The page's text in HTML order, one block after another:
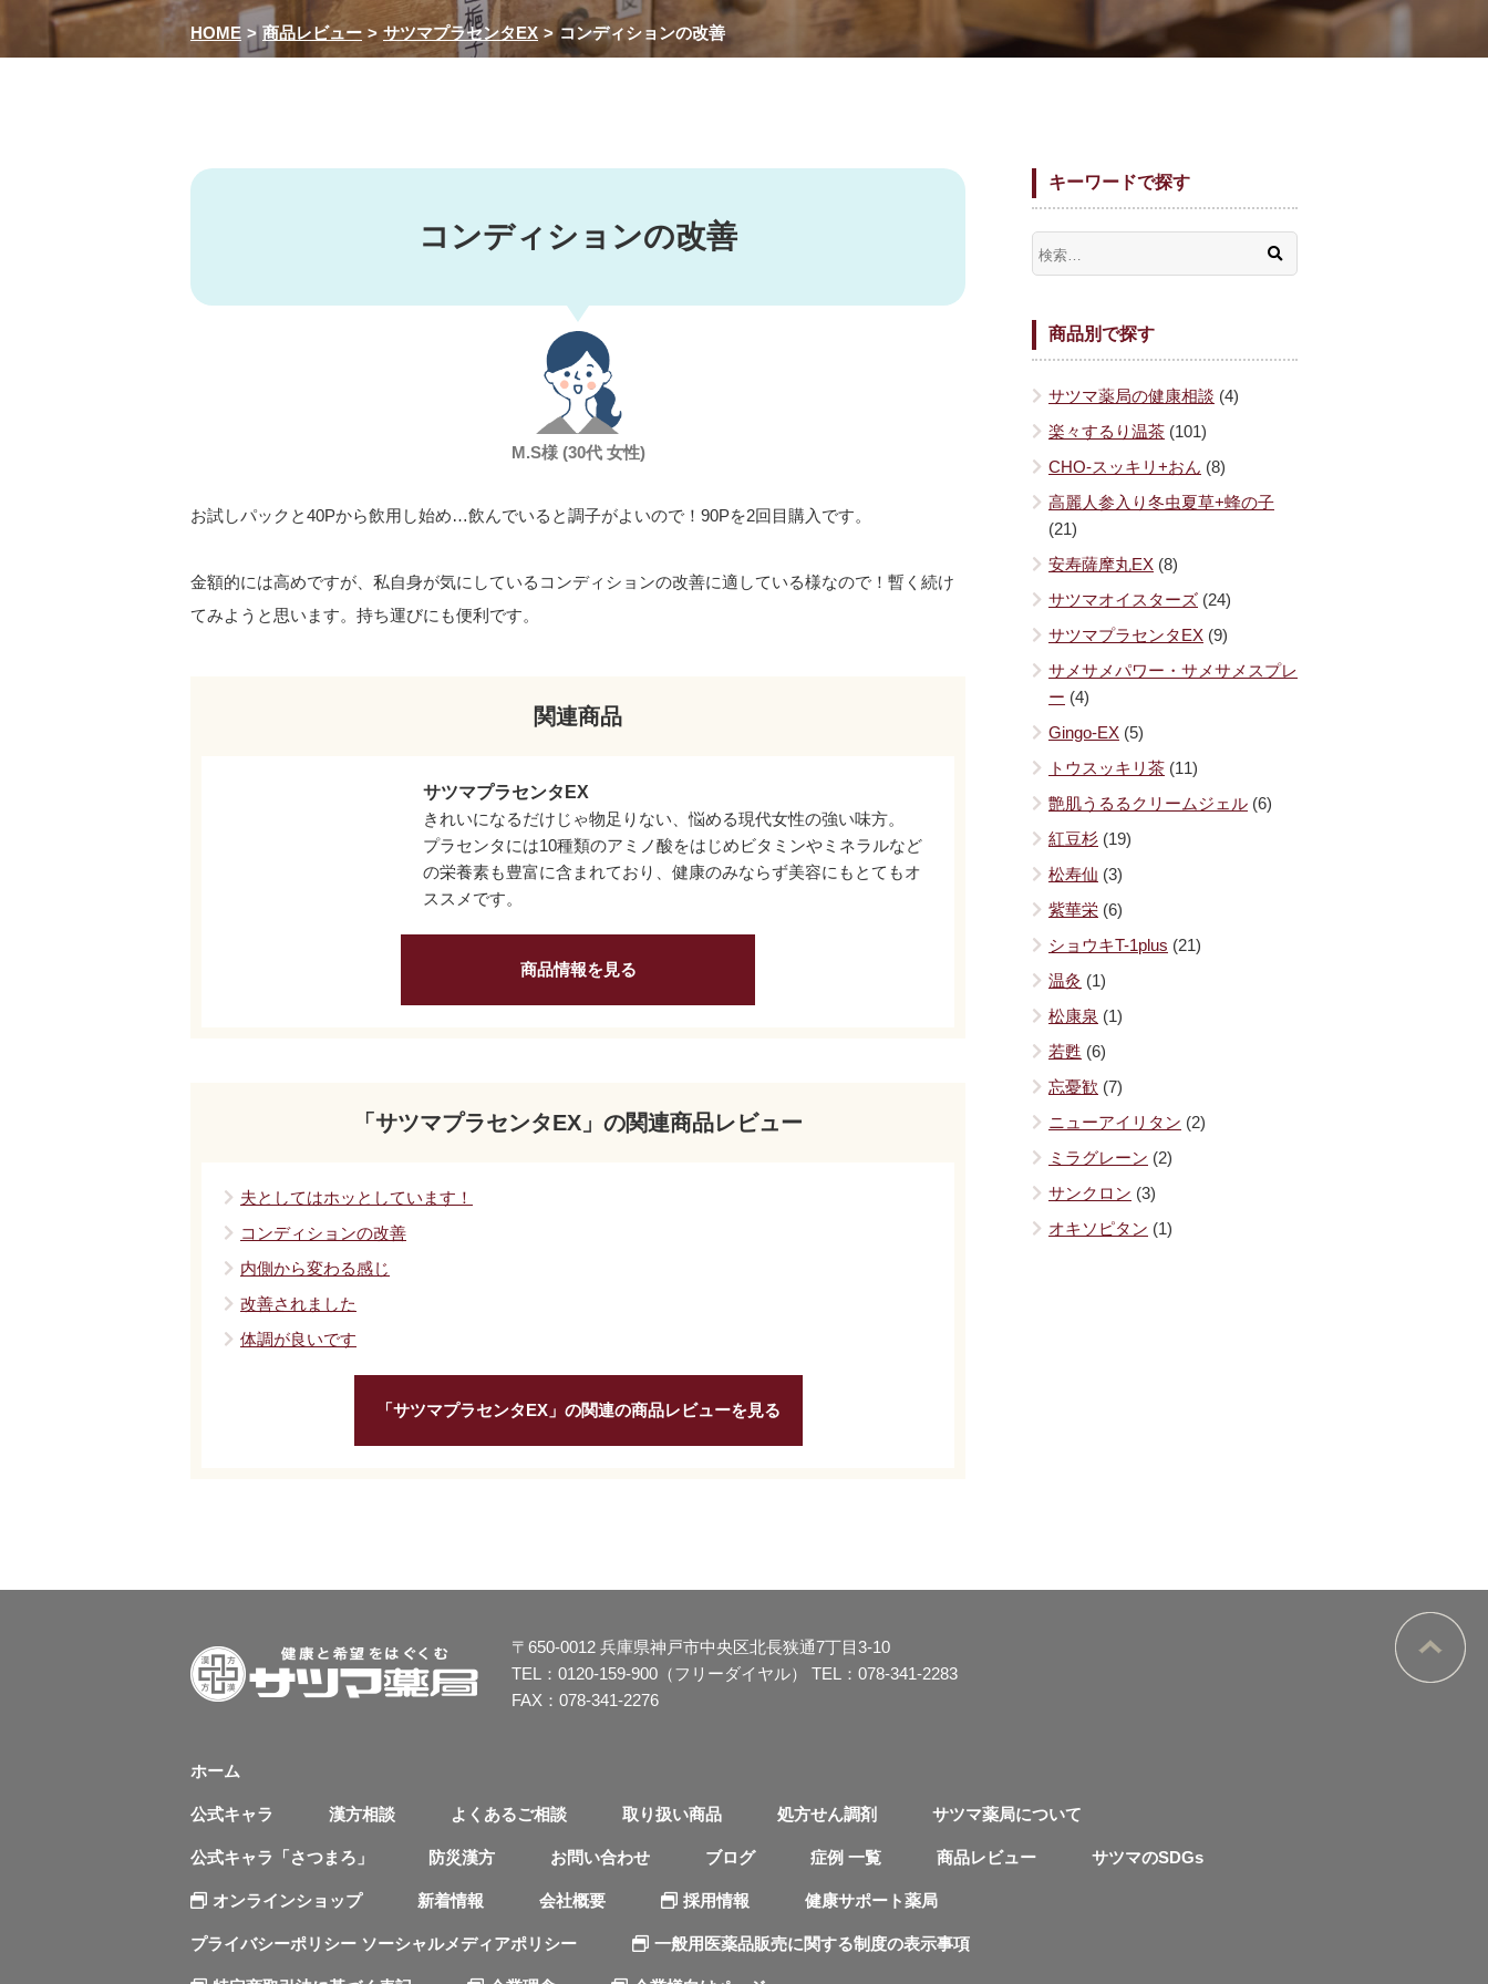
HOME 商品レビュー サツマプラセンタEX コンディションの改善
コンディションの改善
M.S様 (30代 女性)
お試しパックと40Pから飲用し始め…飲んでいると調子がよいので！90Pを2回目購入です。
金額的には高めですが、私自身が気にしているコンディションの改善に適している様なので！暫く続け
てみようと思います。持ち運びにも便利です。
関連商品
サツマプラセンタEX
きれいになるだけじゃ物足りない、悩める現代女性の強い味方。
プラセンタには10種類のアミノ酸をはじめビタミンやミネラルなど
の栄養素も豊富に含まれており、健康のみならず美容にもとてもオ
ススメです。
商品情報を見る
「サツマプラセンタEX」の関連商品レビュー
夫としてはホッとしています！
コンディションの改善
内側から変わる感じ
改善されました
体調が良いです
「サツマプラセンタEX」の関連の商品レビューを見る
キーワードで探す
商品別で探す
サツマ薬局の健康相談 (4)
楽々するり温茶 (101)
CHO-スッキリ+おん (8)
高麗人参入り冬虫夏草+蜂の子
(21)
安寿薩摩丸EX (8)
サツマオイスターズ (24)
サツマプラセンタEX (9)
サメサメパワー・サメサメスプレ
ー (4)
Gingo-EX (5)
トウスッキリ茶 (11)
艶肌うるるクリームジェル (6)
紅豆杉 (19)
松寿仙 (3)
紫華栄 (6)
ショウキT-1plus (21)
温灸 (1)
松康泉 (1)
若甦 (6)
忘憂歓 (7)
ニューアイリタン (2)
ミラグレーン (2)
サンクロン (3)
オキソピタン (1)
〒650-0012 兵庫県神戸市中央区北長狭通7丁目3-10
TEL： 0120-159-900（フリーダイヤル） TEL： 078-341-2283
FAX：078-341-2276
ホーム
公式キャラ 漢方相談 よくあるご相談 取り扱い商品 処方せん調剤 サツマ薬局について
公式キャラ「さつまろ」 防災漢方 お問い合わせ ブログ 症例 一覧 商品レビュー サツマのSDGs
オンラインショップ 新着情報 会社概要 採用情報 健康サポート薬局
プライバシーポリシー ソーシャルメディアポリシー 一般用医薬品販売に関する制度の表示事項